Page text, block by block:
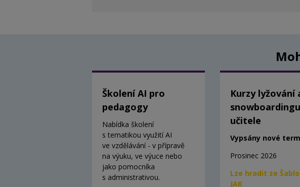
Školení AI pro
pedagogy
Nabídka školení
s tematikou využití AI
ve vzdělávání - v přípravě
na výuku, ve výuce nebo
jako pomocníka
s administrativou.
Kurzy lyžování
učitele
Vypsány nové
Prosinec 2026
Lze hradit ze
JAK